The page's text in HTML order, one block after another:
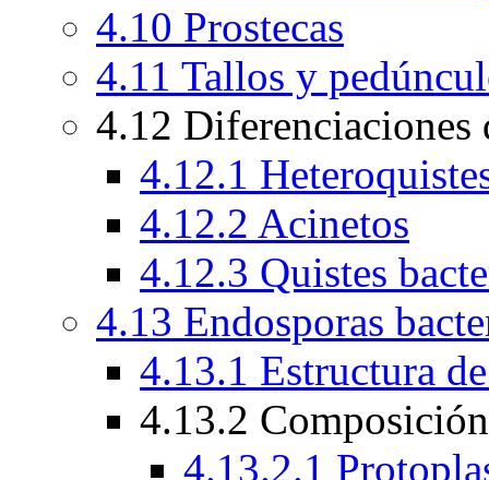
4.10 Prostecas
4.11 Tallos y
4.12 Diferenciaciones
4.12.1
4.12.2 Acinetos
4.12.3 Quistes
4.13 Endosporas
4.13.1 Estructura
4.13.2
4.13.2.1